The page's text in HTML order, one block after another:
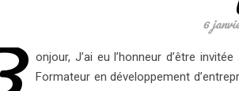
6
onjour, J’ai eu l’honneur d’être
Formateur en développement